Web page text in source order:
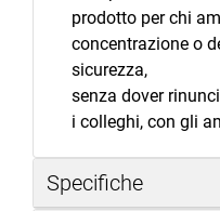
prodotto per chi
concentrazione o
sicurezza,
senza dover
i colleghi, con gli
Specifiche